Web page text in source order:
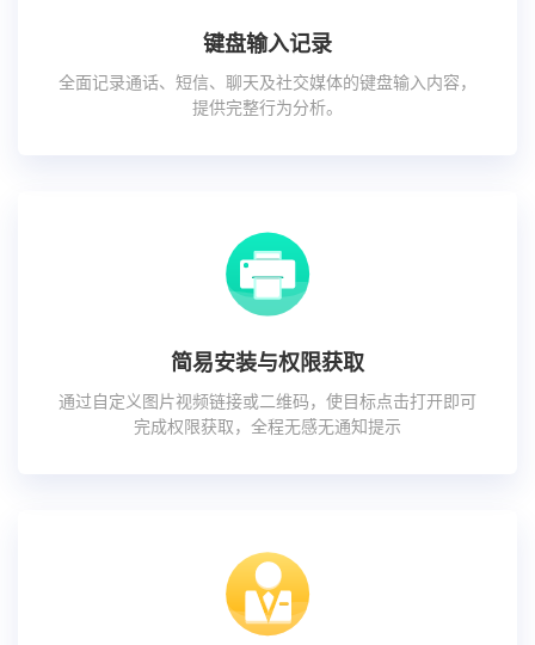
键盘输入记录
全面记录通话、短信、聊天及社交媒体的键盘输入内容，
提供完整行为分析。
简易安装与权限获取
通过自定义图片视频链接或二维码，使目标点击打开即可
完成权限获取，全程无感无通知提示